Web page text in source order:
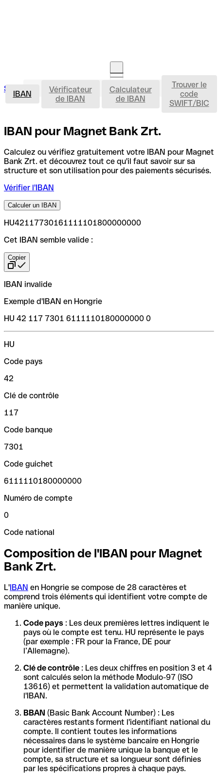
Se connecterOuvrir un compte IBAN
IBAN
Vérificateur
de IBAN
Calculateur
de IBAN
Trouver le
code
SWIFT/BIC
IBAN pour Magnet Bank Zrt.
Calculez ou vérifiez gratuitement votre IBAN pour Magnet
Bank Zrt. et découvrez tout ce qu'il faut savoir sur sa
structure et son utilisation pour des paiements sécurisés.
Vérifier l'IBAN
Calculer un IBAN
HU42117730161111101800000000
Cet IBAN semble valide :
Copier
IBAN invalide
Exemple d'IBAN en Hongrie
HU 42 117 7301 6111110180000000 0
HU
Code pays
42
Clé de contrôle
117
Code banque
7301
Code guichet
6111110180000000
Numéro de compte
0
Code national
Composition de l'IBAN pour Magnet
Bank Zrt.
L'IBAN en Hongrie se compose de 28 caractères et
comprend trois éléments qui identifient votre compte de
manière unique.
Code pays : Les deux premières lettres indiquent le
pays où le compte est tenu. HU représente le pays
(par exemple : FR pour la France, DE pour
l’Allemagne).
Clé de contrôle : Les deux chiffres en position 3 et 4
sont calculés selon la méthode Modulo-97 (ISO
13616) et permettent la validation automatique de
l'IBAN.
BBAN (Basic Bank Account Number) : Les
caractères restants forment l'identifiant national du
compte. Il contient toutes les informations
nécessaires dans le système bancaire en Hongrie
pour identifier de manière unique la banque et le
compte, sa structure et sa longueur sont définies
par les spécifications propres à chaque pays.